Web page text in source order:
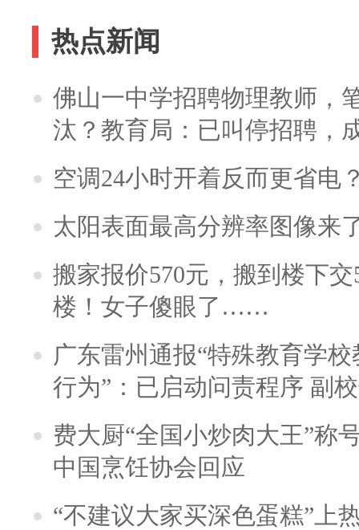
热点新闻
佛山一中学招聘物理教师，
汰？教育局：已叫停招聘，
空调24小时开着反而更省电
太阳表面最高分辨率图像来
搬家报价570元，搬到楼下
楼！女子傻眼了……
广东雷州通报“特殊教育学
行为”：已启动问责程序 副
费大厨“全国小炒肉大王”称
中国烹饪协会回应
“不建议大家买深色蛋糕”上